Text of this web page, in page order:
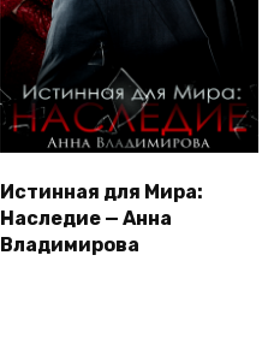
Истинная для Мира:
Наследие — Анна
Владимирова